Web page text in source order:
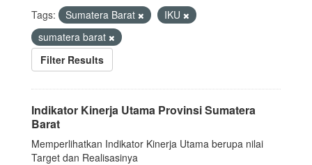
Tags: Sumatera Barat
IKU
sumatera barat
Filter Results
Indikator Kinerja Utama Provinsi Sumatera
Barat
Memperlihatkan Indikator Kinerja Utama berupa nilai
Target dan Realisasinya